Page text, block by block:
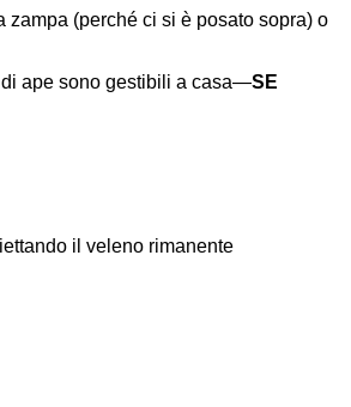
(perché ci si è posato sopra) o
di ape sono gestibili a casa—SE
il veleno rimanente